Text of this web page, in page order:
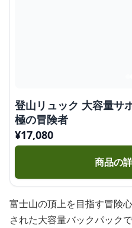
登山リュック 大容量
極の冒険者
¥17,080
商品の
富士山の頂上を目指す冒険
された大容量バックパックで